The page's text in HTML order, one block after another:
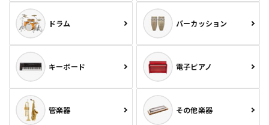
ドラム パーカッション
キーボード 電子ピアノ
管楽器 その他楽器